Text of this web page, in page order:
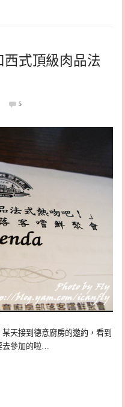
西式頂級肉品法
5
天接到德意廚房的邀約，看到
參加的啦…